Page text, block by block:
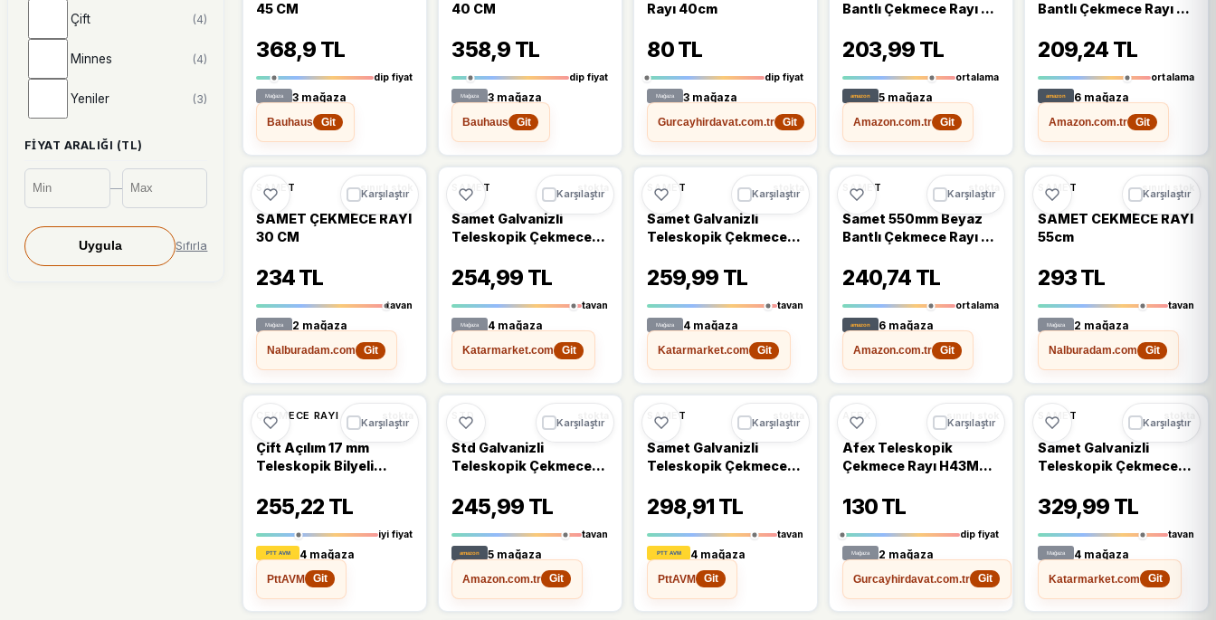
Çift (4)
Minnes (4)
Yeniler (3)
Afex
FIYAT ARALIĞI (TL)
—
Uygula Sıfırla
45 CM
368,9 TL
dip fiyat
3 mağaza
Bauhaus
Git
40 CM
358,9 TL
dip fiyat
3 mağaza
Bauhaus
Git
Rayı 40cm
80 TL
dip fiyat
3 mağaza
Gurcayhirdavat.com.tr
Git
Bantlı Çekmece Rayı 1
203,99 TL
ortalama
5 mağaza
Amazon.com.tr
Git
Bantlı Çekmece Rayı 1
209,24 TL
ortalama
6 mağaza
Amazon.com.tr
Git
Karşılaştır
%29 🔥
SAMET sınırlı stok
SAMET ÇEKMECE RAYI
30 CM
234 TL
tavan
2 mağaza
Nalburadam.com
Git
Karşılaştır
%20 🔥
SAMET
Samet Galvanizli
Teleskopik Çekmece
254,99 TL
tavan
4 mağaza
Katarmarket.com
Git
Karşılaştır
%20 🔥
SAMET
Samet Galvanizli
Teleskopik Çekmece
259,99 TL
tavan
4 mağaza
Katarmarket.com
Git
Karşılaştır
%19
SAMET
Samet 550mm Beyaz
Bantlı Çekmece Rayı 1
240,74 TL
ortalama
6 mağaza
Amazon.com.tr
Git
Karşılaştır
%32 🔥
SAMET sınırlı stok
SAMET CEKMECE RAYI
55cm
293 TL
tavan
2 mağaza
Nalburadam.com
Git
Karşılaştır
%37 🔥
ÇEKMECE RAYI
Çift Açılım 17 mm
Teleskopik Bilyeli
255,22 TL
iyi fiyat
4 mağaza
PttAVM
Git
Karşılaştır
%17
STD
Std Galvanizli
Teleskopik Çekmece
245,99 TL
tavan
5 mağaza
Amazon.com.tr
Git
Karşılaştır
%10
SAMET
Samet Galvanizli
Teleskopik Çekmece
298,91 TL
tavan
4 mağaza
PttAVM
Git
Karşılaştır
%62 🔥
AFEX sınırlı stok
Afex Teleskopik
Çekmece Rayı H43MM
130 TL
dip fiyat
2 mağaza
Gurcayhirdavat.com.tr
Git
Karşılaştır
%9
SAMET
Samet Galvanizli
Teleskopik Çekmece
329,99 TL
tavan
4 mağaza
Katarmarket.com
Git